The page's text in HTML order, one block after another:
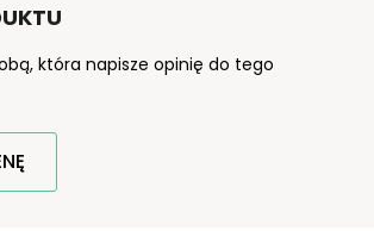
która napisze opinię do tego